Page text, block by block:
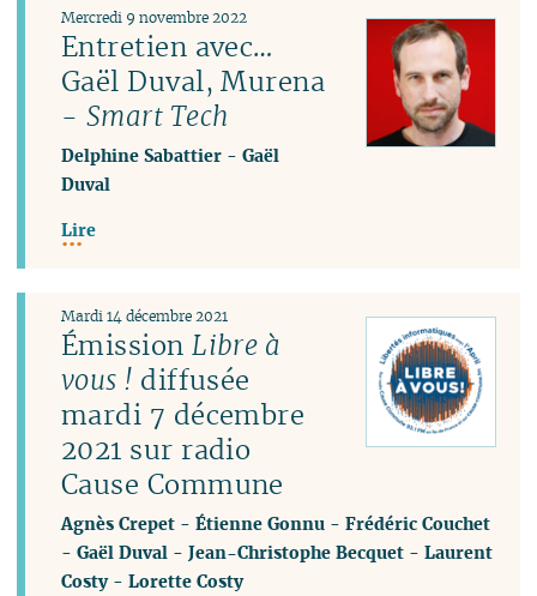
Entretien avec…
Gaël Duval, Murena
- Smart Tech
Mercredi 9 novembre 2022
Delphine Sabattier -Gaël
Duval
Lire
ÉmissionLibre à
vous ! diffusée
mardi 7 décembre
2021 sur radio
Cause Commune
Mardi 14 décembre 2021
Agnès Crepet -Étienne Gonnu -Frédéric Couchet
-Gaël Duval -Jean-Christophe Becquet -Laurent
Costy-Lorette Costy